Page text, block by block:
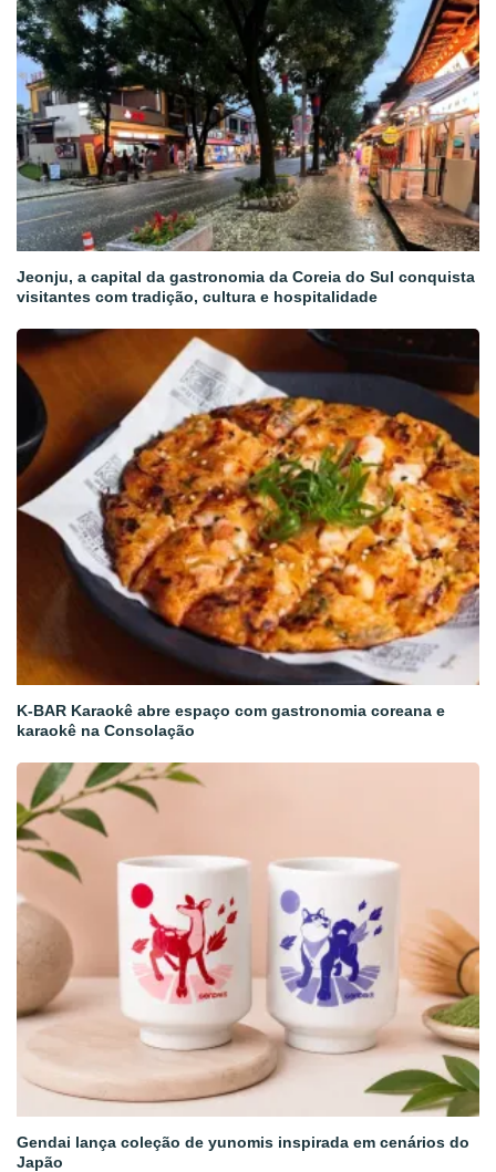
Jeonju, a capital da gastronomia da Coreia do Sul conquista
visitantes com tradição, cultura e hospitalidade
K-BAR Karaokê abre espaço com gastronomia coreana e
karaokê na Consolação
Gendai lança coleção de yunomis inspirada em cenários do
Japão